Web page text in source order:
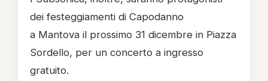
dei festeggiamenti di Capodanno
a Mantova il prossimo 31 dicembre in Piazza
Sordello, per un concerto a ingresso
gratuito.